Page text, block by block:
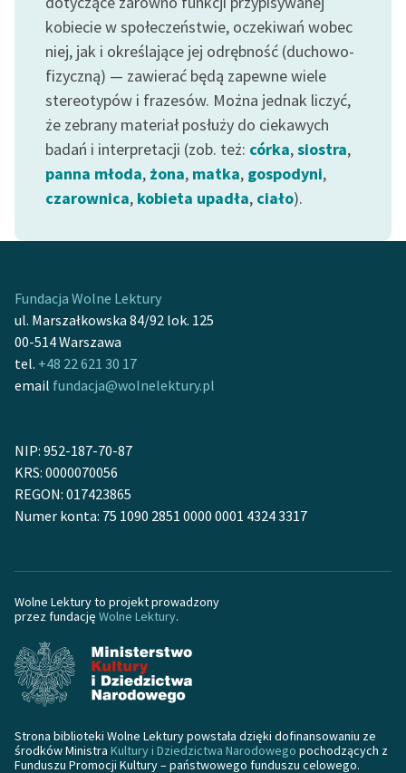
kobiecie w społeczeństwie, oczekiwań wobec
niej, jak i określające jej odrębność (duchowo-
fizyczną) — zawierać będą zapewne wiele
stereotypów i frazesów. Można jednak liczyć,
że zebrany materiał posłuży do ciekawych
badań i interpretacji (zob. też: córka,siostra,
panna młoda, żona, matka, gospodyni,
czarownica, kobieta upadła, ciało).
Fundacja Wolne Lektury
ul. Marszałkowska 84/92 lok. 125
00-514 Warszawa
tel. +48 22 621 30 17
email fundacja@wolnelektury.pl
NIP: 952-187-70-87
KRS: 0000070056
REGON: 017423865
Numer konta: 75 1090 2851 0000 0001 4324 3317
Wolne Lektury to projekt prowadzony
przez fundację Wolne Lektury.
Strona biblioteki Wolne Lektury powstała dzięki dofinansowaniu ze
środków Ministra Kultury i Dziedzictwa Narodowego pochodzących z
Funduszu Promocji Kultury – państwowego funduszu celowego.